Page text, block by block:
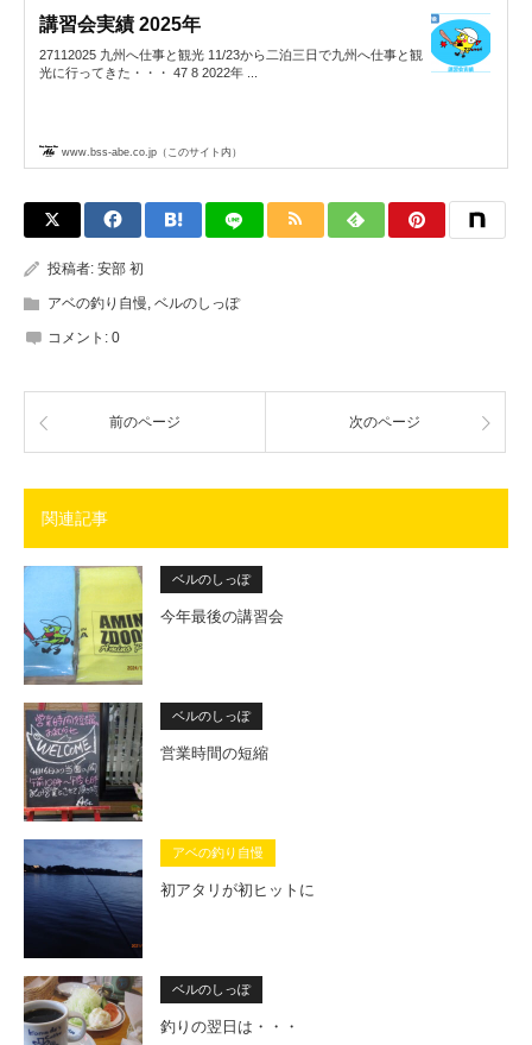
講習会実績 2025年
27112025 九州へ仕事と観光 11/23から二泊三日で九州へ仕事と観
光に行ってきた・・・ 47 8 2022年 ...
www.bss-abe.co.jp（このサイト内）
投稿者: 安部 初
アベの釣り自慢, ベルのしっぽ
コメント: 0
前のページ 次のページ
関連記事
ベルのしっぽ
今年最後の講習会
ベルのしっぽ
営業時間の短縮
アベの釣り自慢
初アタリが初ヒットに
ベルのしっぽ
釣りの翌日は・・・